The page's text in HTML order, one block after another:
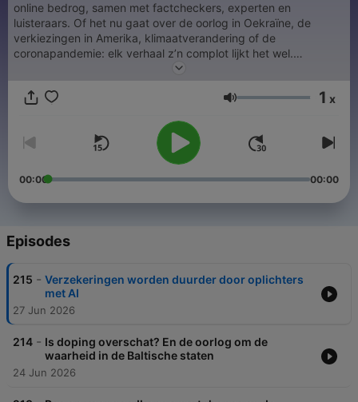
online bedrog, samen met factcheckers, experten en
luisteraars. Of het nu gaat over de oorlog in Oekraïne, de
verkiezingen in Amerika, klimaatverandering of de
coronapandemie: elk verhaal z’n complot lijkt het wel.
Fakenews, misleiding en propaganda waren nog nooit zo
op je smartphone waarin gehengeld wordt naar data en je
Wat is de technologie en het doel erachter? En waarom zijn we
zo vatbaar voor oplichting en nepverhalen?
Volume 1 x
00:00 00:00
Episodes
215 - Verzekeringen worden duurder door oplichters
met AI
27 Jun 2026
214 - Is doping overschat? En de oorlog om de
waarheid in de Baltische staten
24 Jun 2026